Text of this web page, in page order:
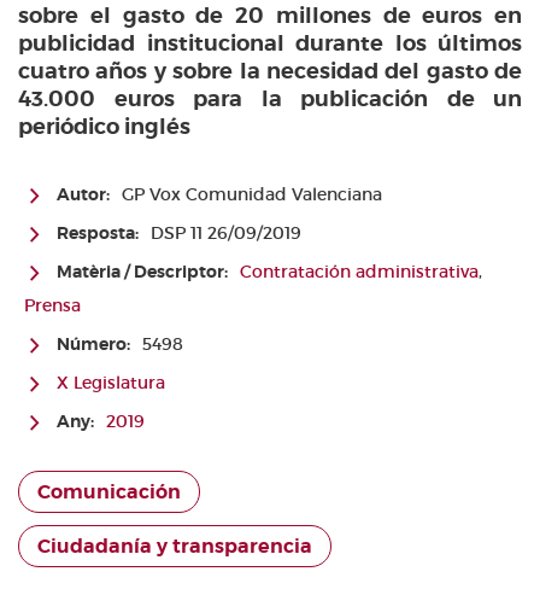
sobre el gasto de 20 millones de euros en
publicidad institucional durante los últimos
cuatro años y sobre la necesidad del gasto de
43.000 euros para la publicación de un
periódico inglés
Autor: GP Vox Comunidad Valenciana
Resposta:
DSP 11 26/09/2019
Matèria / Descriptor: Contratación administrativa,
Prensa
Número: 5498
X Legislatura
Any: 2019
Comunicación
Ciudadanía y transparencia